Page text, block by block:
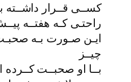
کســی قــرار داشــته
راحتـی کـه هفتــه
ایـن صـورت بـه صحبـت
چیــز
بــا او صحبــت کــرده